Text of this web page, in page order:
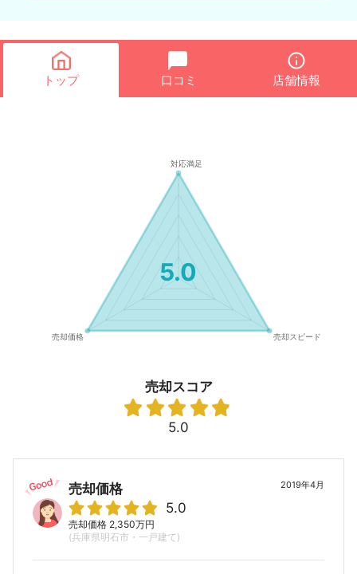
トップ 口コミ 店舗情報
5.0
売却スコア
5.0
2019年4月
売却価格
5.0
売却価格 2,350万円
(兵庫県明石市・一戸建て)